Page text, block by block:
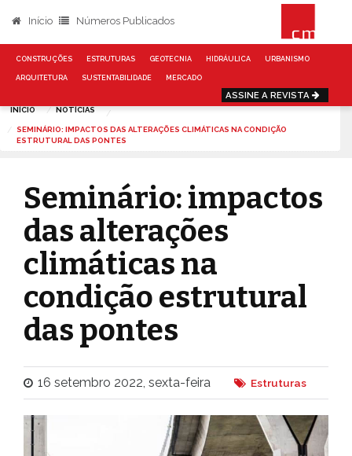
Início Números Publicados
CONSTRUÇÕES ESTRUTURAS GEOTECNIA HIDRÁULICA URBANISMO
ARQUITETURA SUSTENTABILIDADE MERCADO
ASSINE A REVISTA
INÍCIO NOTÍCIAS
SEMINÁRIO: IMPACTOS DAS ALTERAÇÕES CLIMÁTICAS NA CONDIÇÃO
ESTRUTURAL DAS PONTES
Seminário: impactos
das alterações
climáticas na
condição estrutural
das pontes
16 setembro 2022, sexta-feira Estruturas